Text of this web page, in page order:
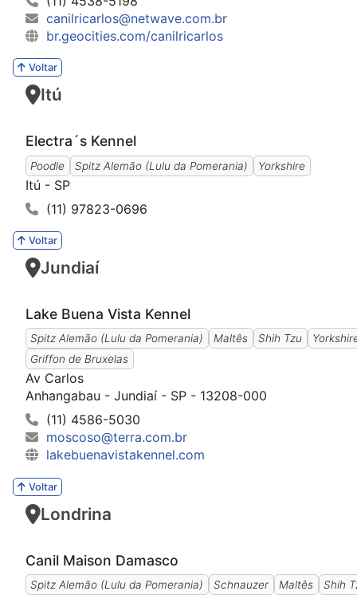
canilricarlos@netwave.com.br
br.geocities.com/canilricarlos
Voltar
Itú
Electra´s Kennel
Poodle Spitz Alemão (Lulu da Pomerania) Yorkshire
Itú - SP
(11) 97823-0696
Voltar
Jundiaí
Lake Buena Vista Kennel
Spitz Alemão (Lulu da Pomerania) Maltês Shih Tzu
Griffon de Bruxelas
Av Carlos
Anhangabau - Jundiaí - SP - 13208-000
(11) 4586-5030
moscoso@terra.com.br
lakebuenavistakennel.com
Voltar
Londrina
Canil Maison Damasco
Spitz Alemão (Lulu da Pomerania) Schnauzer Maltês Shih